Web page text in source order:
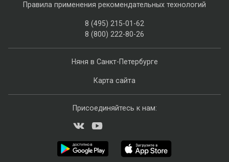
Няня в Санкт-Петербурге
Карта сайта
Правила применения рекомендательных технологий
8 (495) 215-01-62
8 (800) 222-80-26
Присоединяйтесь к нам: